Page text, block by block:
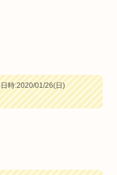
時:2020/01/26(日)